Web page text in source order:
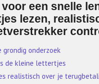
een snelle
lezen,
grondig onderzoek
de kleine lettertjes
realistisch over je